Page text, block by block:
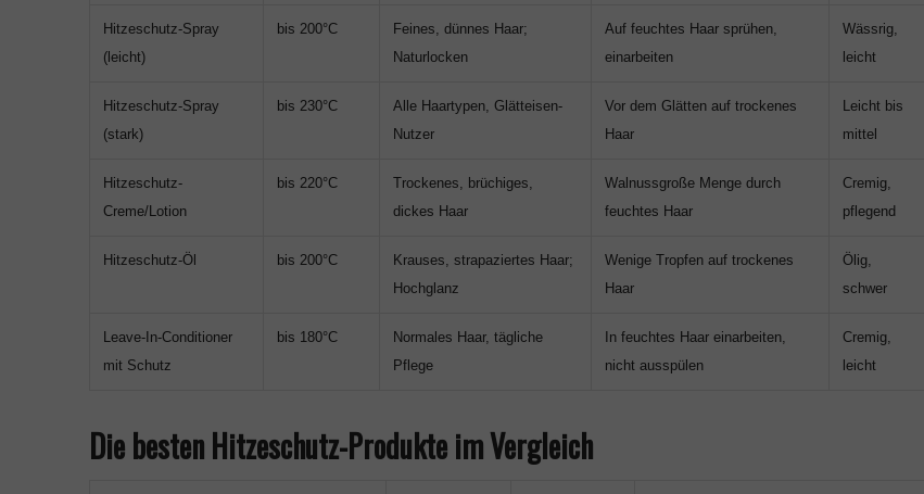
Hitzeschutz-Spray
(leicht)
bis 200°C
Feines, dünnes Haar;
Naturlocken
Auf feuchtes Haar sprühen,
einarbeiten
Wässrig,
leicht
Hitzeschutz-Spray
(stark)
bis 230°C
Alle Haartypen, Glätteisen-
Nutzer
Vor dem Glätten auf trockenes
Haar
Leicht bis
mittel
Hitzeschutz-
Creme/Lotion
bis 220°C
Trockenes, brüchiges,
dickes Haar
Walnussgroße Menge durch
feuchtes Haar
Cremig,
pflegend
Hitzeschutz-Öl bis 200°C
Krauses, strapaziertes Haar;
Hochglanz
Wenige Tropfen auf trockenes
Haar
Ölig,
schwer
Leave-In-Conditioner
mit Schutz
bis 180°C
Normales Haar, tägliche
Pflege
In feuchtes Haar einarbeiten,
nicht ausspülen
Cremig,
leicht
Die besten Hitzeschutz-Produkte im Vergleich